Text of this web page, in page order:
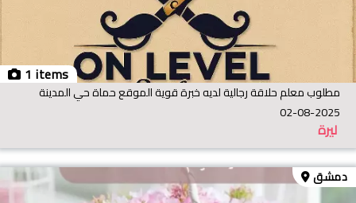
1 items
مطلوب معلم حلاقة رجالية لديه خبرة قوية الموقع حماة حي المدينة
02-08-2025
ليرة
دمشق